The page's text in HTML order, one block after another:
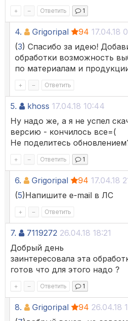
+ – Ответить 1
4. Grigoripal 94 17.04.18
(3) Спасибо за идею!
обработки возможность
по материалам и
+ – Ответить
5. khoss 17.04.18 10:44
Ну надо же, а я не успел
версию - кончилось все=(
Не поделитесь
+ – Ответить 1
6. Grigoripal 94 17.04.18
(5)Напишите e-mail в ЛС
+ – Ответить
7. 7119272 26.04.18 18:21
Добрый день
заинтересовала эта
готов что для этого надо ?
+ – Ответить 1
8. Grigoripal 94 26.04.18